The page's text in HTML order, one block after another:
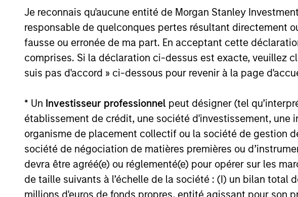
Je reconnais qu'aucune entité de Morgan Stanley
responsable de quelconques pertes résultant directement
fausse ou erronée de ma part. En acceptant cette
comprises. Si la déclaration ci-dessus est exacte, veuillez
suis pas d'accord » ci-dessous pour revenir à la page
* Un Investisseur professionnel peut désigner (tel
établissement de crédit, une société d'investissement, une
organisme de placement collectif ou la société de gestion
société de négociation de matières premières ou
devra être agréé(e) ou réglementé(e) pour opérer sur les
de taille suivants à l’échelle de la société : (I) un bilan total
millions d'euros de fonds propres, entité agissant pour son
May not represent all Team Members.
purchase or sale would be unlawful under the securities,
All investing involves risks, including a loss of principal.
Please refer to the strategy detail page for important information